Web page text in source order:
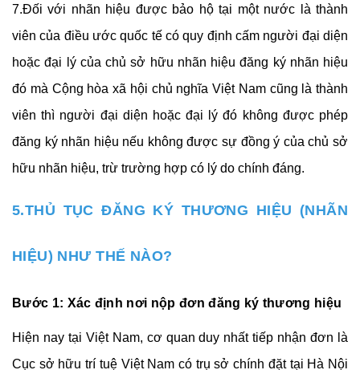
7.Đối với nhãn hiệu được bảo hộ tại một nước là thành
viên của điều ước quốc tế có quy định cấm người đại diện
hoặc đại lý của chủ sở hữu nhãn hiệu đăng ký nhãn hiệu
đó mà Cộng hòa xã hội chủ nghĩa Việt Nam cũng là thành
viên thì người đại diện hoặc đại lý đó không được phép
đăng ký nhãn hiệu nếu không được sự đồng ý của chủ sở
hữu nhãn hiệu, trừ trường hợp có lý do chính đáng.
5.THỦ TỤC ĐĂNG KÝ THƯƠNG HIỆU (NHÃN
HIỆU) NHƯ THẾ NÀO?
Bước 1: Xác định nơi nộp đơn đăng ký thương hiệu
Hiện nay tại Việt Nam, cơ quan duy nhất tiếp nhận đơn là
Cục sở hữu trí tuệ Việt Nam có trụ sở chính đặt tại Hà Nội